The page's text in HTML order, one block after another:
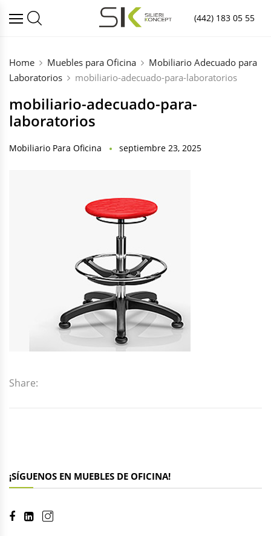
(442) 183 05 55
Home Muebles para Oficina
Mobiliario Adecuado para
Laboratorios
mobiliario-adecuado-para-laboratorios
mobiliario-adecuado-para-
laboratorios
Mobiliario Para Oficina septiembre 23, 2025
Share:
¡SÍGUENOS EN MUEBLES DE OFICINA!